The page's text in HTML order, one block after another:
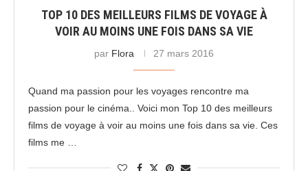
TOP 10 DES MEILLEURS FILMS DE VOYAGE À
VOIR AU MOINS UNE FOIS DANS SA VIE
par Flora 27 mars 2016
Quand ma passion pour les voyages rencontre ma
passion pour le cinéma.. Voici mon Top 10 des meilleurs
films de voyage à voir au moins une fois dans sa vie. Ces
films me …